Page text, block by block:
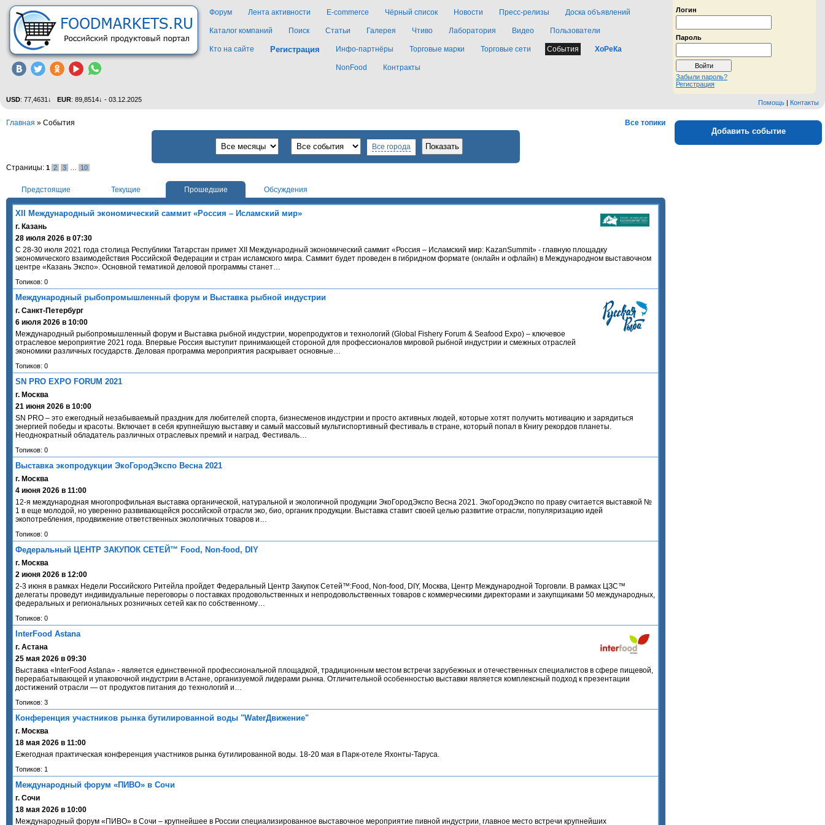
Логин
Пароль
Забыли пароль?
Регистрация
Форум Лента активности E-commerce Чёрный список Новости Пресс-релизы Доска объявлений
Каталог компаний Поиск Статьи Галерея Чтиво Лаборатория Видео Пользователи
Кто на сайте Регистрация Инфо-партнёры Торговые марки Торговые сети События ХоРеКа
NonFood Контракты
Помощь | Контакты
USD: 77,4631↓ EUR: 89,8514↓ - 03.12.2025
Все топики
Главная » События
Все города
Страницы: 1 2 3 10
Предстоящие Текущие Прошедшие Обсуждения
XII Международный экономический саммит «Россия – Исламский мир»
г. Казань
28 июля 2026 в 07:30
С 28-30 июля 2021 года столица Республики Татарстан примет XII Международный экономический саммит «Россия – Исламский мир: KazanSummit» - главную площадку
экономического взаимодействия Российской Федерации и стран исламского мира. Саммит будет проведен в гибридном формате (онлайн и офлайн) в Международном выставочном
центре «Казань Экспо». Основной тематикой деловой программы станет…
Топиков: 0
Международный рыбопромышленный форум и Выставка рыбной индустрии
г. Санкт-Петербург
6 июля 2026 в 10:00
Международный рыбопромышленный форум и Выставка рыбной индустрии, морепродуктов и технологий (Global Fishery Forum & Seafood Expo) – ключевое
отраслевое мероприятие 2021 года. Впервые Россия выступит принимающей стороной для профессионалов мировой рыбной индустрии и смежных отраслей
экономики различных государств. Деловая программа мероприятия раскрывает основные…
Топиков: 0
SN PRO EXPO FORUM 2021
г. Москва
21 июня 2026 в 10:00
SN PRO – это ежегодный незабываемый праздник для любителей спорта, бизнесменов индустрии и просто активных людей, которые хотят получить мотивацию и зарядиться
энергией победы и красоты. Включает в себя крупнейшую выставку и самый массовый мультиспортивный фестиваль в стране, который попал в Книгу рекордов планеты.
Неоднократный обладатель различных отраслевых премий и наград. Фестиваль…
Топиков: 0
Выставка экопродукции ЭкоГородЭкспо Весна 2021
г. Москва
4 июня 2026 в 11:00
12-я международная многопрофильная выставка органической, натуральной и экологичной продукции ЭкоГородЭкспо Весна 2021. ЭкоГородЭкспо по праву считается выставкой №
1 в еще молодой, но уверенно развивающейся российской отрасли эко, био, органик продукции. Выставка ставит своей целью развитие отрасли, популяризацию идей
экопотребления, продвижение ответственных экологичных товаров и…
Топиков: 0
Федеральный ЦЕНТР ЗАКУПОК СЕТЕЙ™ Food, Non-food, DIY
г. Москва
2 июня 2026 в 12:00
2-3 июня в рамках Недели Российского Ритейла пройдет Федеральный Центр Закупок Сетей™:Food, Non-food, DIY, Москва, Центр Международной Торговли. В рамках ЦЗС™
делегаты проведут индивидуальные переговоры о поставках продовольственных и непродовольственных товаров с коммерческими директорами и закупщиками 50 международных,
федеральных и региональных розничных сетей как по собственному…
Топиков: 0
InterFood Astana
г. Астана
25 мая 2026 в 09:30
Выставка «InterFood Astana» - является единственной профессиональной площадкой, традиционным местом встречи зарубежных и отечественных специалистов в сфере пищевой,
перерабатывающей и упаковочной индустрии в Астане, организуемой лидерами рынка. Отличительной особенностью выставки является комплексный подход к презентации
достижений отрасли — от продуктов питания до технологий и…
Топиков: 3
Конференция участников рынка бутилированной воды "WaterДвижение"
г. Москва
18 мая 2026 в 11:00
Ежегодная практическая конференция участников рынка бутилированной воды. 18-20 мая в Парк-отеле Яхонты-Таруса.
Топиков: 1
Международный форум «ПИВО» в Сочи
г. Сочи
18 мая 2026 в 10:00
Международный форум «ПИВО» в Сочи – крупнейшее в России специализированное выставочное мероприятие пивной индустрии, главное место встречи крупнейших
Добавить событие